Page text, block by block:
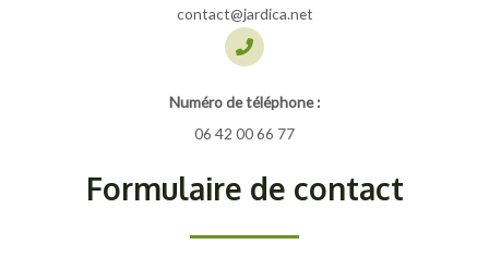
contact@jardica.net
Numéro de téléphone :
06 42 00 66 77
Formulaire de contact